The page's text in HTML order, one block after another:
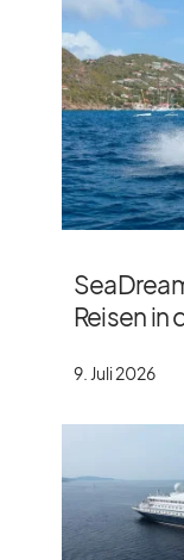
Reisen in
9. Juli 2026